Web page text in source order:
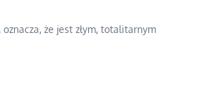
że jest złym, totalitarnym